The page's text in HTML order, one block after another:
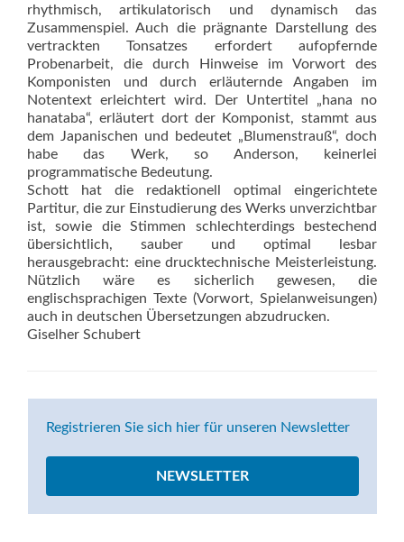
rhythmisch, artikulatorisch und dynamisch das
Zusammenspiel. Auch die prägnante Darstellung des
vertrackten Tonsatzes erfordert aufopfernde
Probenarbeit, die durch Hinweise im Vorwort des
Komponisten und durch erläuternde Angaben im
Notentext erleichtert wird. Der Untertitel „hana no
hanataba“, erläutert dort der Komponist, stammt aus
dem Japanischen und bedeutet „Blumenstrauß“, doch
habe das Werk, so Anderson, keinerlei
programmatische Bedeutung.
Schott hat die redaktionell optimal eingerichtete
Partitur, die zur Einstudierung des Werks unverzichtbar
ist, sowie die Stimmen schlechterdings bestechend
übersichtlich, sauber und optimal lesbar
herausgebracht: eine drucktechnische Meisterleistung.
Nützlich wäre es sicherlich gewesen, die
englischsprachigen Texte (Vorwort, Spielanweisungen)
auch in deutschen Übersetzungen abzudrucken.
Giselher Schubert
Registrieren Sie sich hier für unseren Newsletter
NEWSLETTER